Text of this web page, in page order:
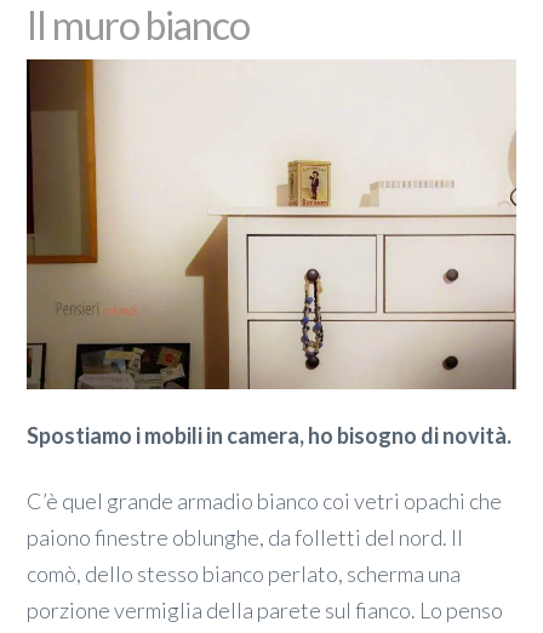
Il muro bianco
Spostiamo i mobili in camera, ho bisogno di novità.
C’è quel grande armadio bianco coi vetri opachi che
paiono finestre oblunghe, da folletti del nord. Il
comò, dello stesso bianco perlato, scherma una
porzione vermiglia della parete sul fianco. Lo penso